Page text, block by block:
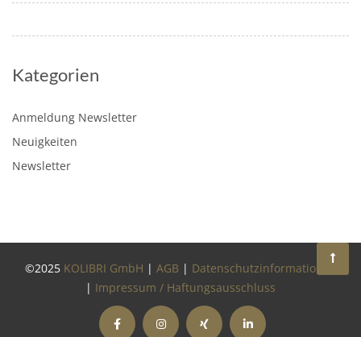
Kategorien
Anmeldung Newsletter
Neuigkeiten
Newsletter
©2025 KOLIBRI GmbH | AGB | Datenschutzinformationen
| Impressum / Haftungsausschluss